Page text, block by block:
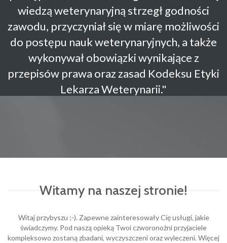
wiedzą weterynaryjną strzegł godności
zawodu, przyczyniał się w miarę możliwości
do postępu nauk weterynaryjnych, a także
wykonywał obowiązki wynikające z
przepisów prawa oraz zasad Kodeksu Etyki
Lekarza Weterynarii."
Witamy na naszej stronie!
Witaj przybyszu ;-). Zapewne zainteresowały Cię usługi, jakie
świadczymy. Pod naszą opieką Twoi czworonożni przyjaciele
kompleksowo zostaną zbadani, wyczyszczeni oraz wyleczeni. Więcej